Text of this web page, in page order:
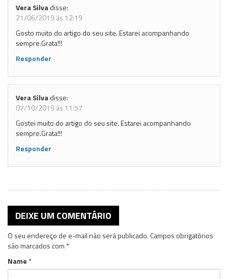
Vera Silvadisse:
21/06/2019 às 12:19
Gosto muito do artigo do seu site. Estarei acompanhando
sempre.Grata!!!
Responder
Vera Silvadisse:
07/10/2019 às 11:57
Gostei muito do artigo do seu site. Estarei acompanhando
sempre.Grata!!!
Responder
DEIXE UM COMENTÁRIO
O seu endereço de e-mail não será publicado. Campos obrigatórios
são marcados com *
Name *